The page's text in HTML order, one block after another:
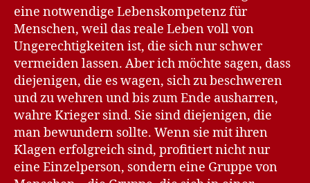
eine notwendige Lebenskompetenz für
Menschen, weil das reale Leben voll von
Ungerechtigkeiten ist, die sich nur schwer
vermeiden lassen. Aber ich möchte sagen, dass
diejenigen, die es wagen, sich zu beschweren
und zu wehren und bis zum Ende ausharren,
wahre Krieger sind. Sie sind diejenigen, die
man bewundern sollte. Wenn sie mit ihren
Klagen erfolgreich sind, profitiert nicht nur
eine Einzelperson, sondern eine Gruppe von